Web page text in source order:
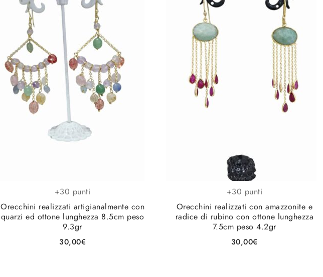
+30 punti
Orecchini realizzati artigianalmente con
quarzi ed ottone lunghezza 8.5cm peso
9.3gr
30,00€
+30 punti
Orecchini realizzati con amazzonite e
radice di rubino con ottone lunghezza
7.5cm peso 4.2gr
30,00€